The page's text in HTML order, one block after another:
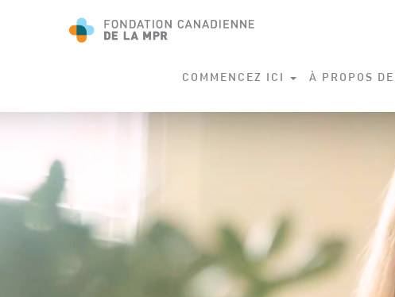
COMMENCEZ ICI À PROPOS